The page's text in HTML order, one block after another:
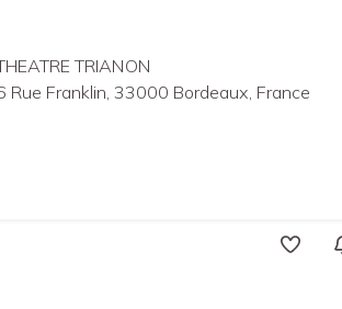
TRIANON
Rue Franklin, 33000 Bordeaux, France